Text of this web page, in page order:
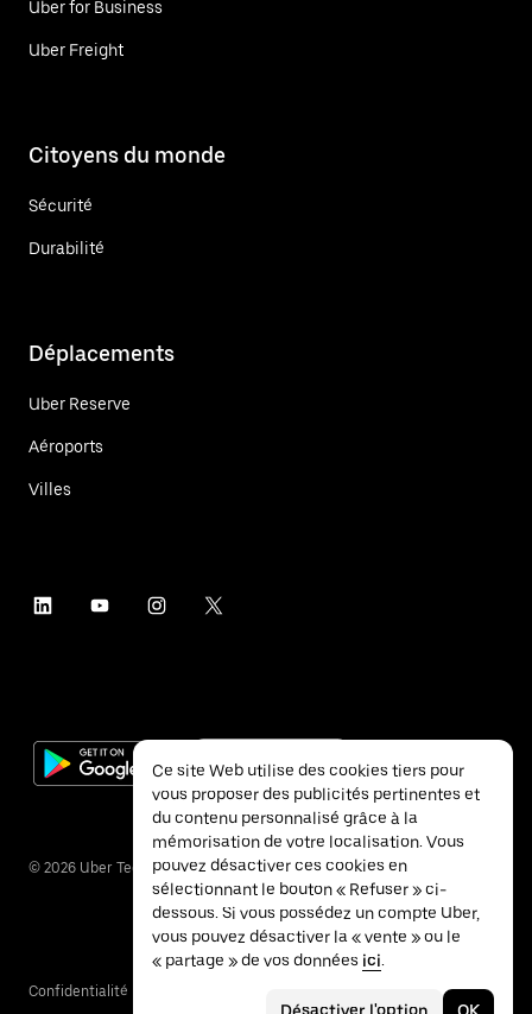
Uber for Business
Uber Freight
Citoyens du monde
Sécurité
Durabilité
Déplacements
Uber Reserve
Aéroports
Villes
© 2026 Uber Technologies Inc.
Confidentialité
Ce site Web utilise des cookies tiers pour
vous proposer des publicités pertinentes et
du contenu personnalisé grâce à la
mémorisation de votre localisation. Vous
pouvez désactiver ces cookies en
sélectionnant le bouton « Refuser » ci-
dessous. Si vous possédez un compte Uber,
vous pouvez désactiver la « vente » ou le
« partage » de vos données ici.